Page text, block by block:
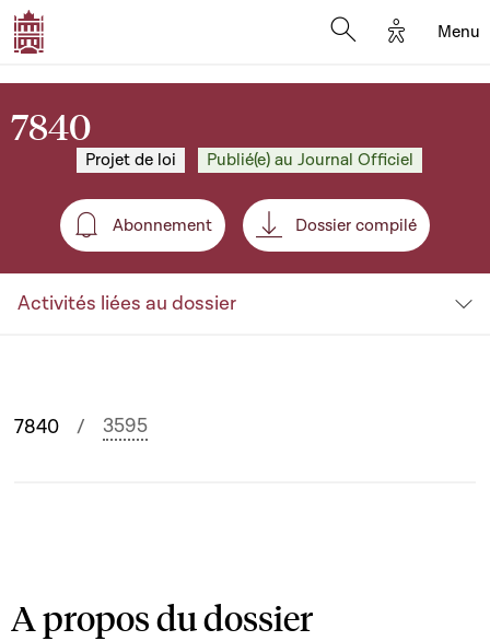
Options
Menu
7840
Projet de loi Publié(e) au Journal Officiel
Abonnement
Abonnement Dossier compilé
Activités liées au dossier
7840 3595
A propos du dossier